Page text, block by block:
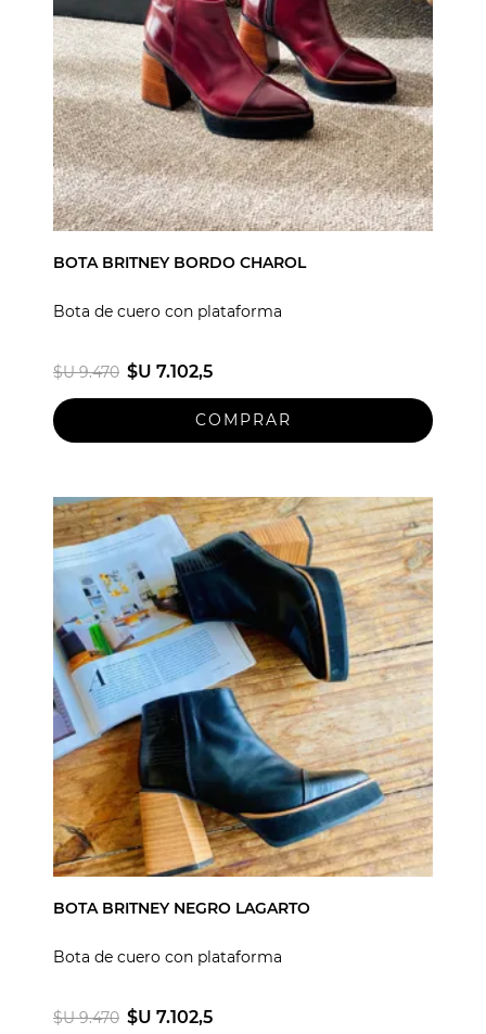
BOTA BRITNEY BORDO CHAROL
Bota de cuero con plataforma
$U 9.470 $U 7.102,5
BOTA BRITNEY NEGRO LAGARTO
Bota de cuero con plataforma
$U 9.470 $U 7.102,5